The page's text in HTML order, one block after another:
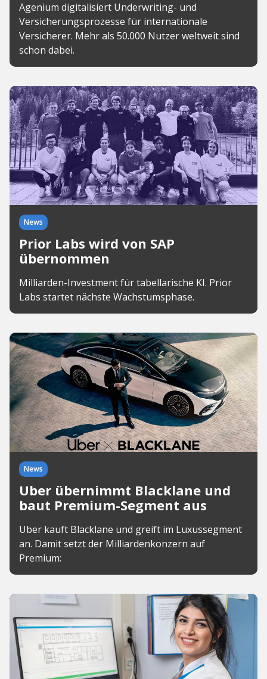
Agenium digitalisiert Underwriting- und
Versicherungsprozesse für internationale
Versicherer. Mehr als 50.000 Nutzer weltweit sind
schon dabei.
News
Prior Labs wird von SAP
übernommen
Milliarden-Investment für tabellarische KI. Prior
Labs startet nächste Wachstumsphase.
News
Uber übernimmt Blacklane und
baut Premium-Segment aus
Uber kauft Blacklane und greift im Luxussegment
an. Damit setzt der Milliardenkonzern auf
Premium: